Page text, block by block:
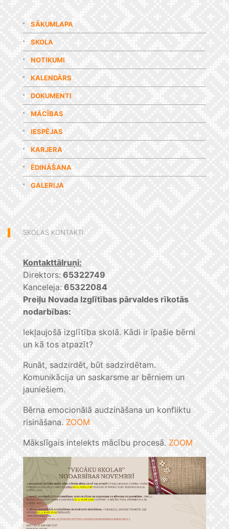
SĀKUMLAPA
SKOLA
NOTIKUMI
KALENDĀRS
DOKUMENTI
MĀCĪBAS
IESPĒJAS
KARJERA
ĒDINĀŠANA
GALERIJA
SKOLAS KONTAKTI
Kontakttālruņi:
Direktors: 65322749
Kanceleja: 65322084
Preiļu Novada Izglītības pārvaldes rīkotās
nodarbības:
Iekļaujošā izglītība skolā. Kādi ir īpašie bērni
un kā tos atpazīt?
Runāt, sadzirdēt, būt sadzirdētam.
Komunikācija un saskarsme ar bērniem un
jauniešiem.
Bērna emocionālā audzināšana un konfliktu
risināšana. ZOOM
Mākslīgais intelekts mācību procesā. ZOOM